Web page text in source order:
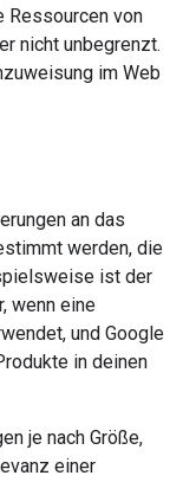
Ressourcen von
nicht unbegrenzt.
im Web
an das
werden, die
ist der
wenn eine
und Google
in deinen
je nach Größe,
einer